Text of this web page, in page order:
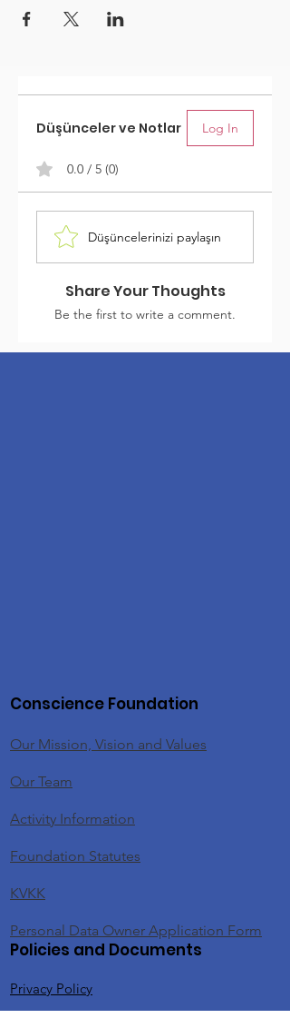
Düşünceler ve Notlar Log In
0.0 / 5 (0)
Düşüncelerinizi paylaşın
Share Your Thoughts
Be the first to write a comment.
Conscience Foundation
Our Mission, Vision and Values
Our Team
Activity Information
Foundation Statutes
KVKK
Personal Data Owner Application Form
Policies and Documents
Privacy Policy